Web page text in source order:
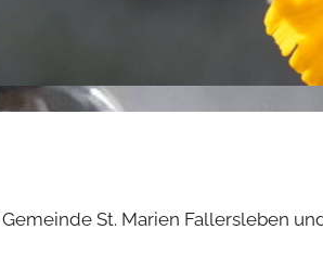
St. Marien Fallersleben